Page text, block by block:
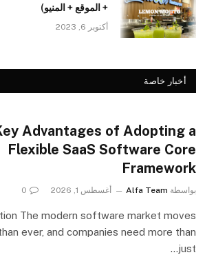
+ الموقع + المنيو)
أكتوبر 6, 2023
أخبار خاصة
Advantages of Adopting a
Flexible SaaS Software Core
Framework
بواسطة Alfa Team أغسطس 1, 2026 0
The modern software market moves
ever, and companies need more than
just…